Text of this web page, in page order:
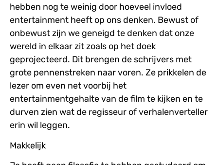
hebben nog te weinig door hoeveel invloed
entertainment heeft op ons denken. Bewust of
onbewust zijn we geneigd te denken dat onze
wereld in elkaar zit zoals op het doek
geprojecteerd. Dit brengen de schrijvers met
grote pennenstreken naar voren. Ze prikkelen de
lezer om even net voorbij het
entertainmentgehalte van de film te kijken en te
durven zien wat de regisseur of verhalenverteller
erin wil leggen.
Makkelijk